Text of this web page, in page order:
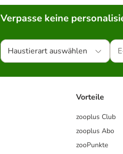
Verpasse keine
Haustierart auswählen
Vorteile
zooplus Club
zooplus Abo
zooPunkte